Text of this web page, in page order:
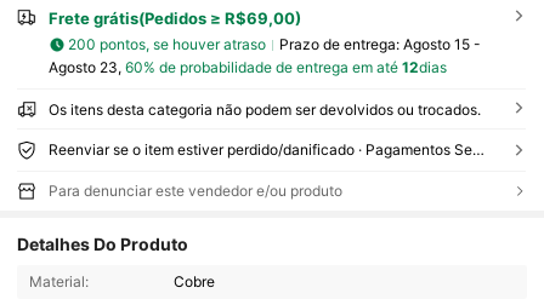
Frete grátis(Pedidos ≥ R$69,00)
200 pontos, se houver atraso Prazo de entrega: Agosto 15 -
Agosto 23, 60% de probabilidade de entrega em até 12dias
Os itens desta categoria não podem ser devolvidos ou trocados.
Reenviar se o item estiver perdido/danificado · Pagamentos Seguros · Proteção de privacidade
Para denunciar este vendedor e/ou produto
Detalhes Do Produto
Material: Cobre
4,95 3K Seguidores